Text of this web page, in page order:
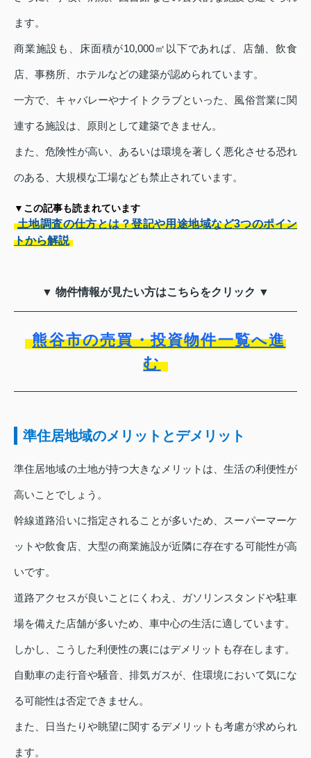
ます。
商業施設も、床面積が10,000㎡以下であれば、店舗、飲食
店、事務所、ホテルなどの建築が認められています。
一方で、キャバレーやナイトクラブといった、風俗営業に関
連する施設は、原則として建築できません。
また、危険性が高い、あるいは環境を著しく悪化させる恐れ
のある、大規模な工場なども禁止されています。
▼この記事も読まれています
土地調査の仕方とは？登記や用途地域など3つのポイン
トから解説
▼ 物件情報が見たい方はこちらをクリック ▼
熊谷市の売買・投資物件一覧へ進
む
準住居地域のメリットとデメリット
準住居地域の土地が持つ大きなメリットは、生活の利便性が
高いことでしょう。
幹線道路沿いに指定されることが多いため、スーパーマーケ
ットや飲食店、大型の商業施設が近隣に存在する可能性が高
いです。
道路アクセスが良いことにくわえ、ガソリンスタンドや駐車
場を備えた店舗が多いため、車中心の生活に適しています。
しかし、こうした利便性の裏にはデメリットも存在します。
自動車の走行音や騒音、排気ガスが、住環境において気にな
る可能性は否定できません。
また、日当たりや眺望に関するデメリットも考慮が求められ
ます。